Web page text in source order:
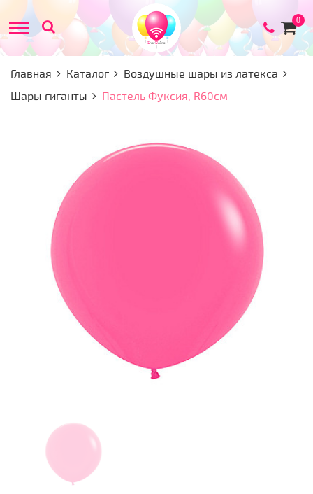
в
0
Главная Каталог
Воздушные шары из латекса
Шары гиганты
Пастель Фуксия, R60см